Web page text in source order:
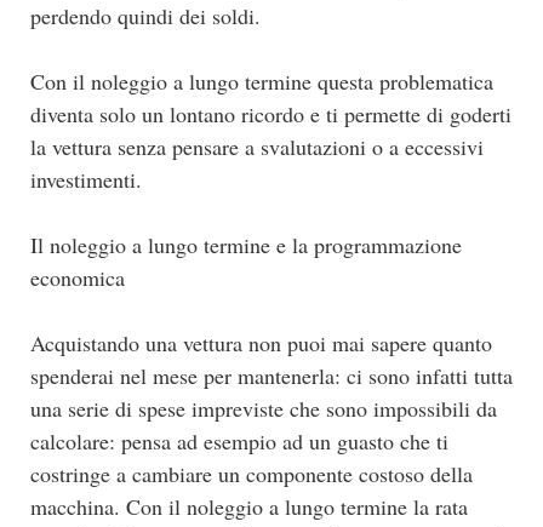
perdendo quindi dei soldi.
Con il noleggio a lungo termine questa problematica
diventa solo un lontano ricordo e ti permette di goderti
la vettura senza pensare a svalutazioni o a eccessivi
investimenti.
Il noleggio a lungo termine e la programmazione
economica
Acquistando una vettura non puoi mai sapere quanto
spenderai nel mese per mantenerla: ci sono infatti tutta
una serie di spese impreviste che sono impossibili da
calcolare: pensa ad esempio ad un guasto che ti
costringe a cambiare un componente costoso della
macchina. Con il noleggio a lungo termine la rata